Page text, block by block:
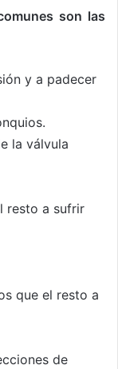
son las
y a padecer
la válvula
resto a sufrir
que el resto a
de